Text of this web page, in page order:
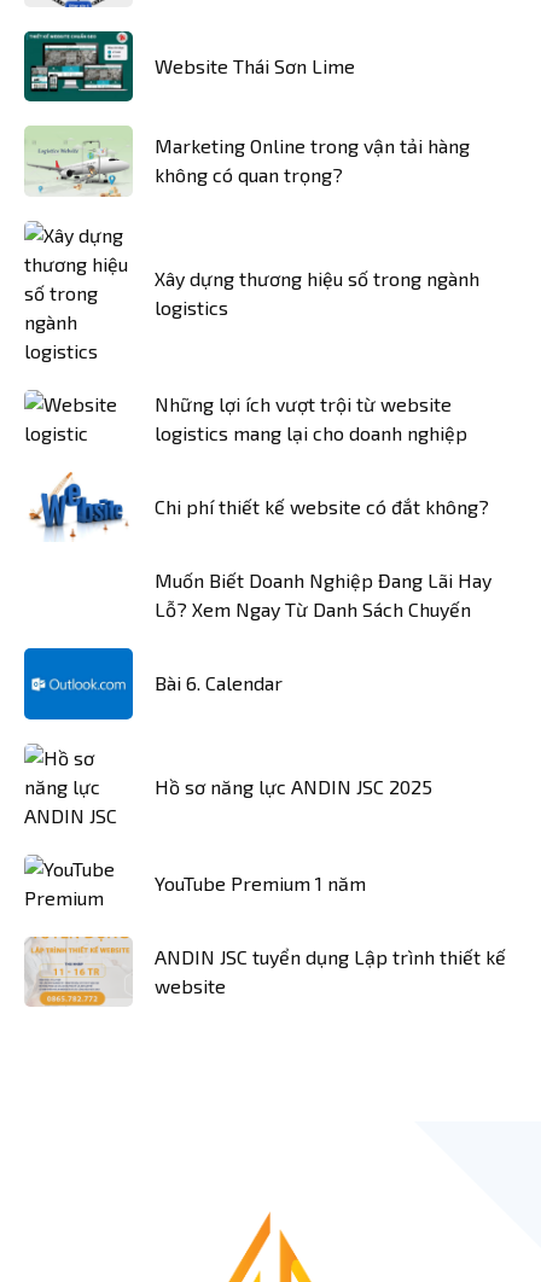
Website Thái Sơn Lime
Marketing Online trong vận tải hàng
không có quan trọng?
Xây dựng thương hiệu số trong ngành
logistics
Những lợi ích vượt trội từ website
logistics mang lại cho doanh nghiệp
Chi phí thiết kế website có đắt không?
Muốn Biết Doanh Nghiệp Đang Lãi Hay
Lỗ? Xem Ngay Từ Danh Sách Chuyến
Bài 6. Calendar
Hồ sơ năng lực ANDIN JSC 2025
YouTube Premium 1 năm
ANDIN JSC tuyển dụng Lập trình thiết kế
website